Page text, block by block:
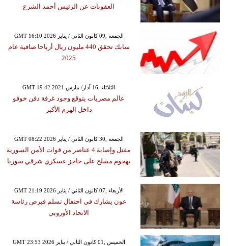
العقوبات عن الرئيس أحمد الشرع
GMT 16:10 2026 الجمعة ,09 كانون الثاني / يناير
سابك تحقق 440 مليون ريال أرباحا صافية عام
2025
GMT 19:42 2021 الثلاثاء ,16 آذار/ مارس
عالم مصريات يتوقع وجود غرفة دفن خوفو
داخل الهرم الأكبر
GMT 08:22 2026 الجمعة ,30 كانون الثاني / يناير
مقتل وإصابة 4 عناصر من قوات الأمن السورية
بهجوم مسلح على حاجز عسكري شرقي سوريا
GMT 21:19 2026 الأربعاء ,07 كانون الثاني / يناير
عون يشارك في احتفال تسلم قبرص رئاسة
الاتحاد الأوروبي
GMT 23:53 2026 الخميس ,01 كانون الثاني / يناير